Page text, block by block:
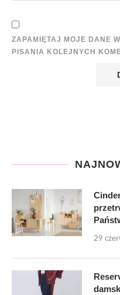
ZAPAMIĘTAJ MOJE DANE
PISANIA KOLEJNYCH
29